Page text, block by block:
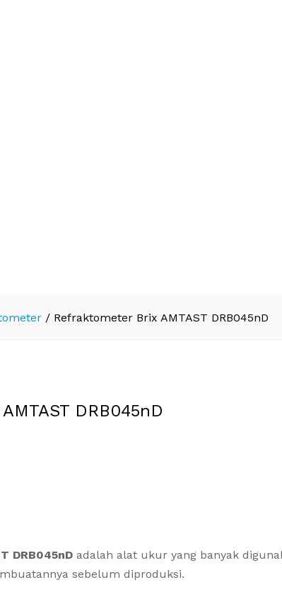
/ Refraktometer Brix AMTAST DRB045nD
DRB045nD
DRB045nD adalah alat ukur yang banyak
sebelum diproduksi.